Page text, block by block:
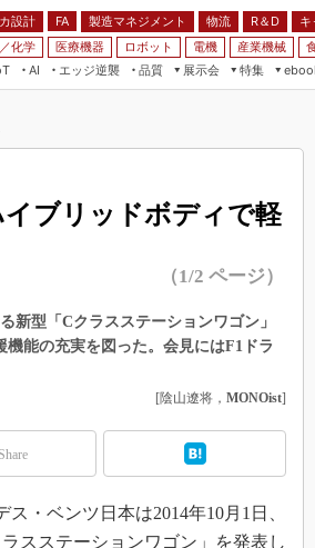
設計 FA 製造マネジメント 物流 R＆D
キ
化学 医療機器 ロボット 電機 産業機械
AI
エッジ逆襲 品質
展示会
FRONTIER
づくりワールド
プンネット展
特集
VR／AR
フィールドサービス
組み込みモデリング
無償設計ツール
3Dプリンタ
デジタルツインとCAE
FA
モビリティ
ブリッドボディで軽
（1/2 ページ）
新型「Cクラスステーションワゴン」
能の充実を図った。会見にはF1ドラ
[陰山遼将， MONOist]
Share
・ベンツ日本は2014年10月1日、
スステーションワゴン」を発表し